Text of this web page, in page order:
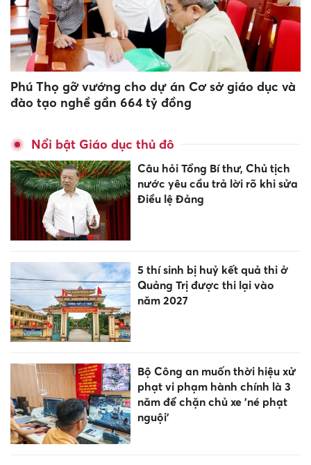
Phú Thọ gỡ vướng cho dự án Cơ sở giáo dục và
đào tạo nghề gần 664 tỷ đồng
Nổi bật Giáo dục thủ đô
Câu hỏi Tổng Bí thư, Chủ tịch
nước yêu cầu trả lời rõ khi sửa
Điều lệ Đảng
5 thí sinh bị huỷ kết quả thi ở
Quảng Trị được thi lại vào
năm 2027
Bộ Công an muốn thời hiệu xử
phạt vi phạm hành chính là 3
năm để chặn chủ xe 'né phạt
nguội’